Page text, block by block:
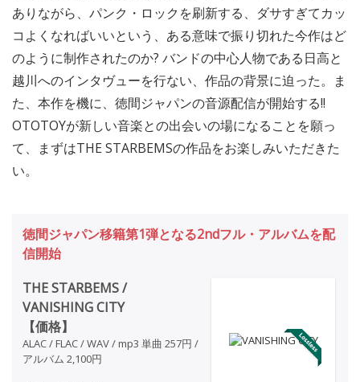
ありながら、パンク・ロックを刷新する、ダサすぎてカッ
コよくなればいいという、ある意味で振り切れた今作はど
のように制作されたのか? バンドの中心人物である日高と
越川へのインタヴューを行ない、作品の背景に迫った。ま
た、本作を機に、徳間ジャパンの音源配信が開始する!!
OTOTOYが新しい音楽との出会いの場になることを願っ
て、まずはTHE STARBEMSの作品をお楽しみいただきた
い。
徳間ジャパン移籍第1弾となる2ndフル・アルバムを配
信開始
THE STARBEMS /
VANISHING CITY
【価格】
ALAC / FLAC / WAV / mp3 単曲 257円 /
アルバム 2,100円